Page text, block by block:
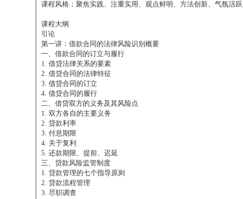
课程风格：聚焦实践、注重实用、观点鲜明、方法创新、气氛活跃
课程大纲
引论
第一讲：借款合同的法律风险识别概要
一、借款合同的订立与履行
1. 借贷法律关系的要素
2. 借贷合同的法律特征
3. 借贷合同的订立
4. 借贷合同的履行
二、借贷双方的义务及其风险点
1. 双方各自的主要义务
2. 贷款利率
3. 付息期限
4. 关于复利
5. 还款期限、提前、迟延
三、贷款风险监管制度
1. 贷款管理的七个指导原则
2. 贷款流程管理
3. 尽职调查